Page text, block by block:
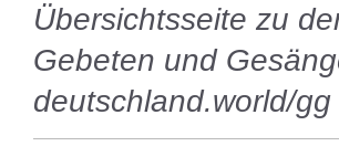
Übersichtsseite zu
Gebeten und
deutschland.world/gg